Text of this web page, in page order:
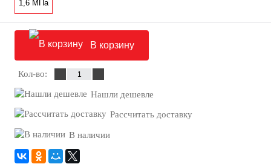
1,6 МПа
В корзину
Кол-во:
Нашли дешевле
Рассчитать доставку
В наличии